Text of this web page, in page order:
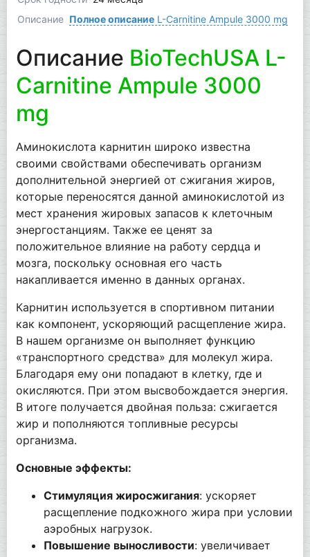
Описание Полное описаниеL-Carnitine Ampule 3000 mg
Описание BioTechUSA L-
Carnitine Ampule 3000
mg
Аминокислота карнитин широко известна
своими свойствами обеспечивать организм
дополнительной энергией от сжигания жиров,
которые переносятся данной аминокислотой из
мест хранения жировых запасов к клеточным
энергостанциям. Также ее ценят за
положительное влияние на работу сердца и
мозга, поскольку основная его часть
накапливается именно в данных органах.
Карнитин используется в спортивном питании
как компонент, ускоряющий расщепление жира.
В нашем организме он выполняет функцию
«транспортного средства» для молекул жира.
Благодаря ему они попадают в клетку, где и
окисляются. При этом высвобождается энергия.
В итоге получается двойная польза: сжигается
жир и пополняются топливные ресурсы
организма.
Основные эффекты:
Стимуляция жиросжигания: ускоряет
расщепление подкожного жира при условии
аэробных нагрузок.
Повышение выносливости: увеличивает